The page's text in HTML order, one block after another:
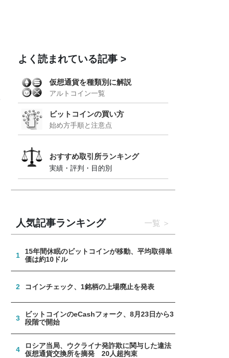
よく読まれている記事
仮想通貨を種類別に解説
アルトコイン一覧
ビットコインの買い方
始め方手順と注意点
おすすめ取引所ランキング
実績・評判・目的別
人気記事ランキング 一覧
1
15年間休眠のビットコインが移動、平均取得単
価は約10ドル
2 コインチェック、1銘柄の上場廃止を発表
3
ビットコインのeCashフォーク、8月23日から3
段階で開始
4
ロシア当局、ウクライナ発詐欺に関与した違法
仮想通貨交換所を摘発 20人超拘束